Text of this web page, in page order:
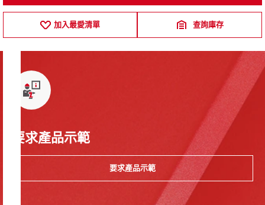
加入最愛清單 查詢庫存
要求產品示範
要求產品示範